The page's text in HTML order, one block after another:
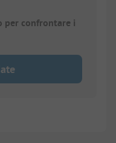
per confrontare i